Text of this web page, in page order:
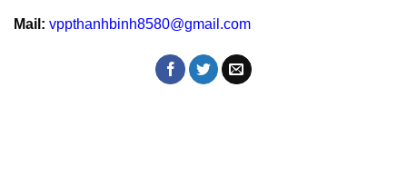
Mail: vppthanhbinh8580@gmail.com